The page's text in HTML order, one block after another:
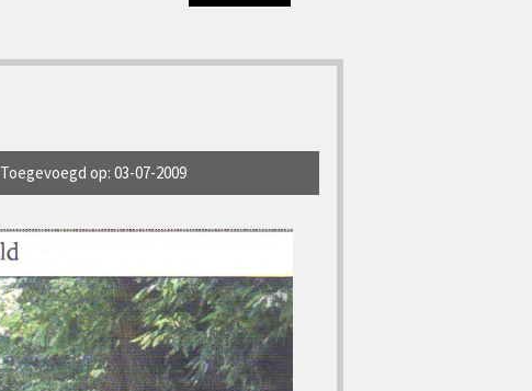
Toegevoegd op: 03-07-2009